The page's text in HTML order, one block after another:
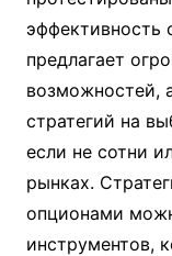
эффективность
предлагает
возможностей,
стратегий на
если не сотни
рынках.
опционами
инструментов,